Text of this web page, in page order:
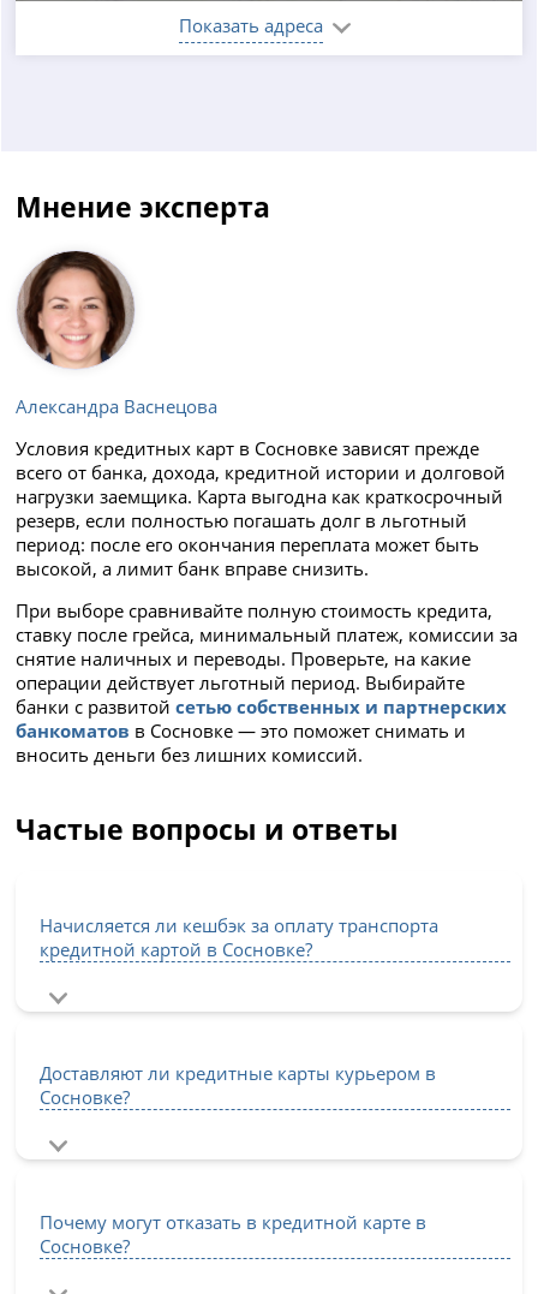
Показать адреса
Мнение эксперта
Александра Васнецова
Условия кредитных карт в Сосновке зависят прежде
всего от банка, дохода, кредитной истории и долговой
нагрузки заемщика. Карта выгодна как краткосрочный
резерв, если полностью погашать долг в льготный
период: после его окончания переплата может быть
высокой, а лимит банк вправе снизить.
При выборе сравнивайте полную стоимость кредита,
ставку после грейса, минимальный платеж, комиссии за
снятие наличных и переводы. Проверьте, на какие
операции действует льготный период. Выбирайте
банки с развитойсетью собственных и партнерских
банкоматов в Сосновке — это поможет снимать и
вносить деньги без лишних комиссий.
Частые вопросы и ответы
Начисляется ли кешбэк за оплату транспорта
кредитной картой в Сосновке?
Доставляют ли кредитные карты курьером в
Сосновке?
Почему могут отказать в кредитной карте в
Сосновке?